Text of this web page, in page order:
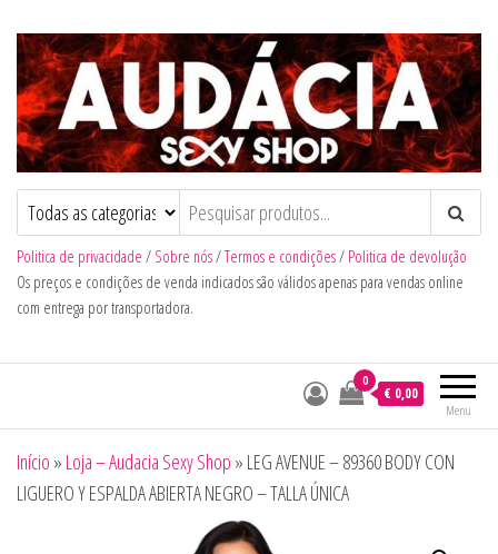
Audacia Sexy Shop
Politica de privacidade / Sobre nós/Termos e condições/ Politica de devolução
Os preços e condições de venda indicados são válidos apenas para vendas online
com entrega por transportadora.
Menu
0
€ 0,00
Início » Loja – Audacia Sexy Shop » LEG AVENUE – 89360 BODY CON
LIGUERO Y ESPALDA ABIERTA NEGRO – TALLA ÚNICA